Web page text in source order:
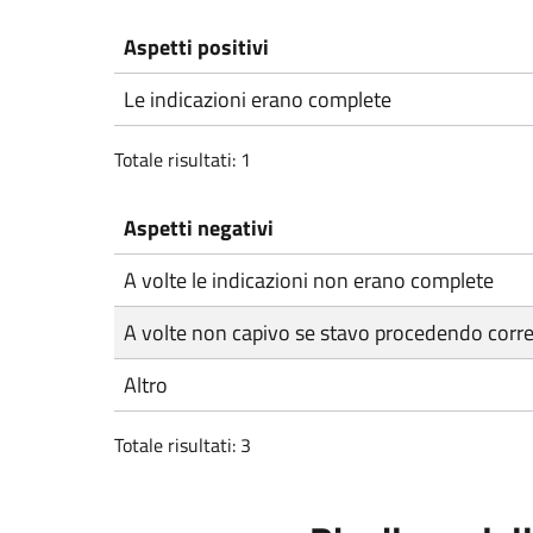
Aspetti positivi
Le indicazioni erano complete
Totale risultati: 1
Aspetti negativi
A volte le indicazioni non erano complete
A volte non capivo se stavo procedendo
Altro
Totale risultati: 3